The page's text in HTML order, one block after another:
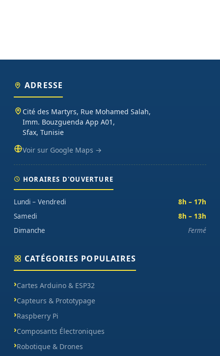
ADRESSE
Cité des Martyrs, Rue Mohamed Salah,
Imm. Bouzguenda App A01,
Sfax, Tunisie
Voir sur Google Maps →
HORAIRES D'OUVERTURE
Lundi – Vendredi
8h – 17h
Samedi
8h – 13h
Dimanche
Fermé
CATÉGORIES POPULAIRES
Cartes Arduino & ESP32
Capteurs & Prototypage
Raspberry Pi
Composants Électroniques
Robotique & Drones